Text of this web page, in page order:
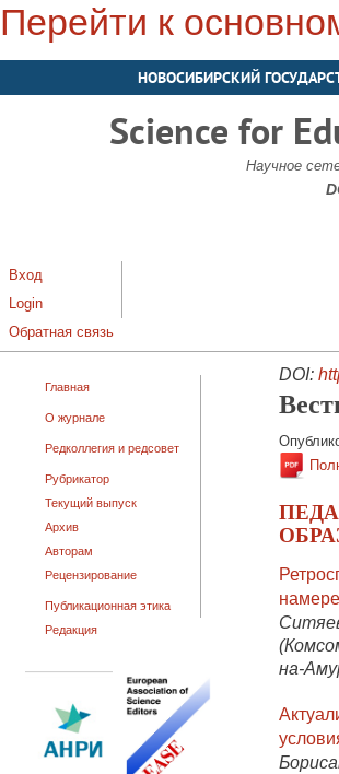
Перейти к
НОВОСИБИРСКИЙ
Science for
Научное
Вход
Login
Обратная связь
Главная
О журнале
Редколлегия и редсовет
Рубрикатор
Текущий выпуск
Архив
Авторам
Рецензирование
Публикационная этика
Редакция
DOI:
на-